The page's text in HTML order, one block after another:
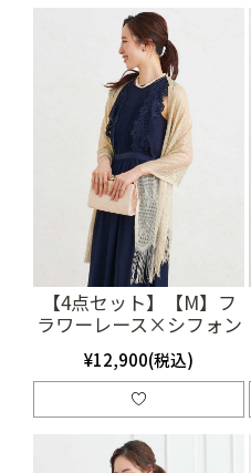
【4点セット】【M】フ
ラワーレース×シフォン
ロングドレス（ネイビ
ー）(SET3235)
¥12,900(税込)